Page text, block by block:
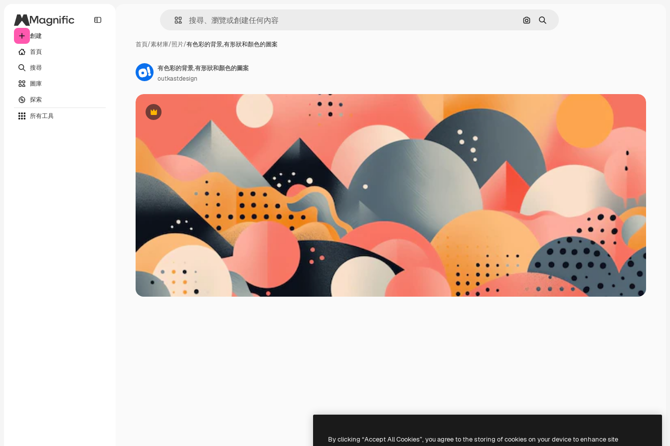
創建
首頁
搜尋
圖庫
探索
所有工具
通過圖像搜索
搜尋
首頁/素材庫/照片/有色彩的背景,有形狀和顏色的圖案
Premium
有色彩的背景,有形狀和顏色的圖案
outkastdesign
By clicking “Accept All Cookies”, you agree to the storing of cookies on your device to enhance site